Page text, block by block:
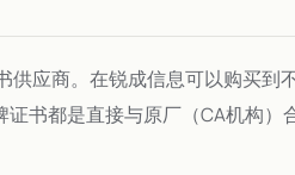
应商。在锐成信息可以购买到
书都是直接与原厂（CA机构）